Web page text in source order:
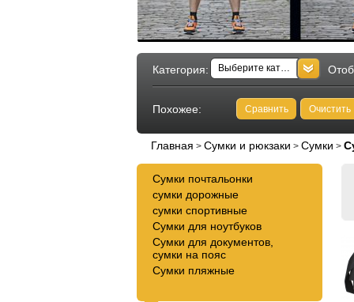
Категория: Выберите категорию
Похожее: Сравнить Очистить
Главная > Сумки и рюкзаки > Сумки >
Сумки почтальонки
сумки дорожные
сумки спортивные
Сумки для ноутбуков
Сумки для документов,
сумки на пояс
Сумки пляжные